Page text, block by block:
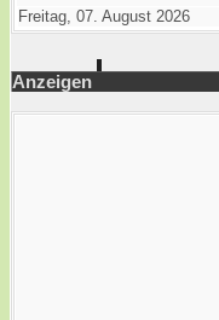
Freitag, 07. August 2026
Anzeigen